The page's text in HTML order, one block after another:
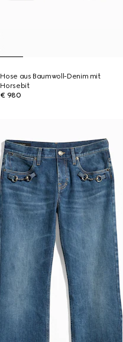
Hose aus Baumwoll-Denim mit
Horsebit
€ 980